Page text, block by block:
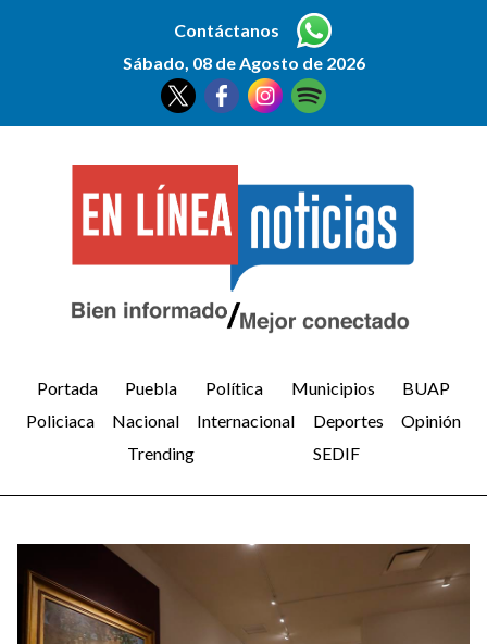
Contáctanos
Sábado, 08 de Agosto de 2026
Portada Puebla Política Municipios
BUAP
Policiaca
Nacional Internacional Deportes
Opinión
Trending
SEDIF